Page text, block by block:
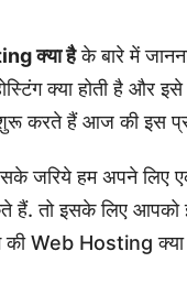
क्या हैके बारे में
क्या होती है और
शुरू करते हैं आज की इस
जरिये हम अपने
हैं. तो इसके लिए
Web Hosting क्या